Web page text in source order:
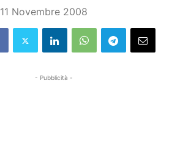
11 Novembre 2008
- Pubblicità -